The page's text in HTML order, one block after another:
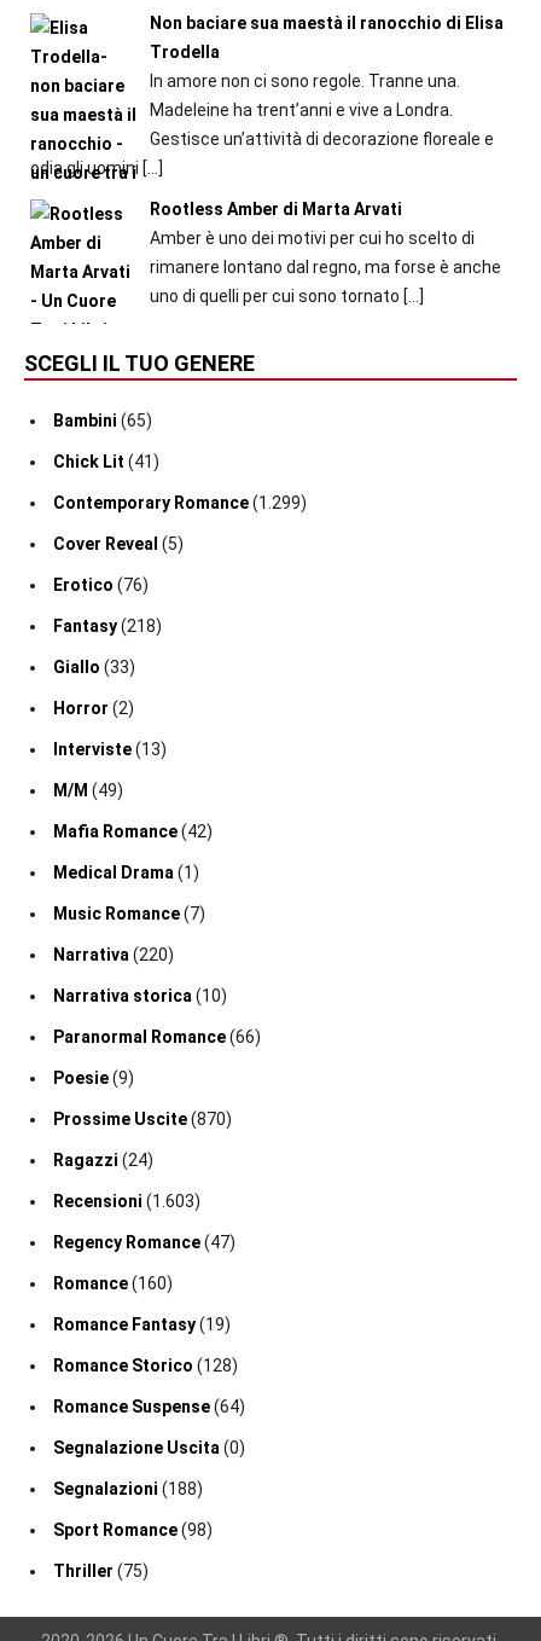
Non baciare sua maestà il ranocchio di Elisa
Trodella
In amore non ci sono regole. Tranne una.
Madeleine ha trent’anni e vive a Londra.
Gestisce un’attività di decorazione floreale e
odia gli uomini […]
Rootless Amber di Marta Arvati
Amber è uno dei motivi per cui ho scelto di
rimanere lontano dal regno, ma forse è anche
uno di quelli per cui sono tornato […]
SCEGLI IL TUO GENERE
Bambini (65)
Chick Lit (41)
Contemporary Romance(1.299)
Cover Reveal (5)
Erotico (76)
Fantasy(218)
Giallo (33)
Horror (2)
Interviste(13)
M/M (49)
Mafia Romance(42)
Medical Drama(1)
Music Romance(7)
Narrativa(220)
Narrativa storica(10)
Paranormal Romance(66)
Poesie(9)
Prossime Uscite(870)
Ragazzi (24)
Recensioni (1.603)
Regency Romance(47)
Romance(160)
Romance Fantasy(19)
Romance Storico (128)
Romance Suspense(64)
Segnalazione Uscita(0)
Segnalazioni (188)
Sport Romance(98)
Thriller (75)